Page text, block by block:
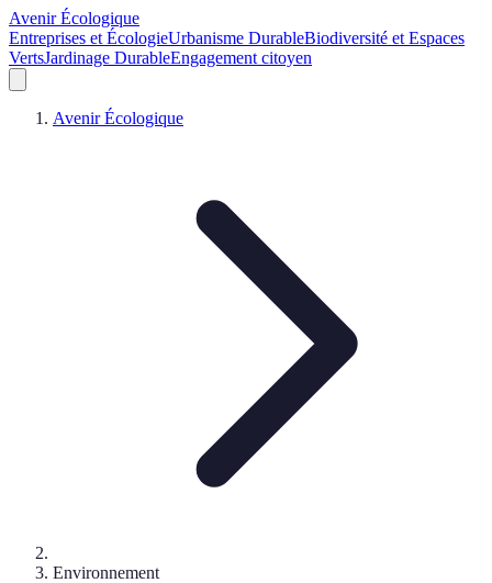
Avenir Écologique
Entreprises et ÉcologieUrbanisme DurableBiodiversité et Espaces
VertsJardinage DurableEngagement citoyen
Avenir Écologique
Environnement